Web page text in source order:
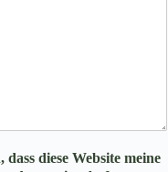
diese Website meine